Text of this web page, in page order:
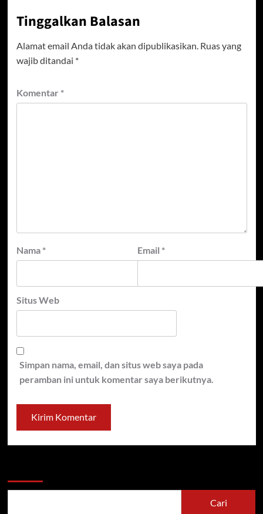
Tinggalkan Balasan
Alamat email Anda tidak akan dipublikasikan. Ruas yang
wajib ditandai *
Komentar *
Nama * Email *
Situs Web
Simpan nama, email, dan situs web saya pada
peramban ini untuk komentar saya berikutnya.
Cari